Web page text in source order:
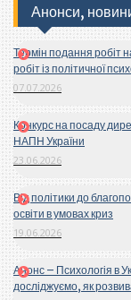
Анонси,
Термін подання робіт
робіт із політичної
07.07.2026
Конкурс на посаду
НАПН України
23.06.2026
Від політики до
освіти в умовах криз
19.06.2026
Анонс – Психологія в
досліджуємо, як